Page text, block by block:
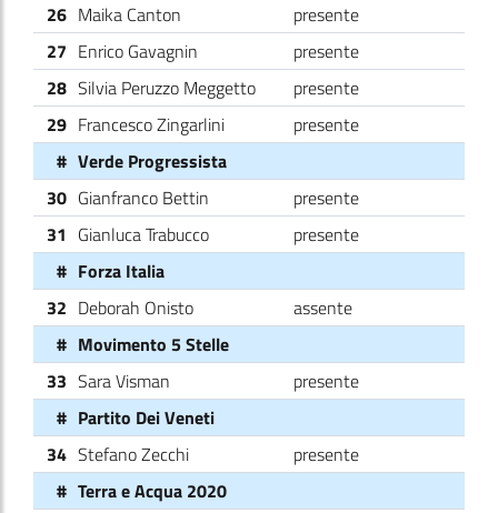
26 Maika Canton
presente
27 Enrico Gavagnin
presente
28 Silvia Peruzzo Meggetto
presente
29 Francesco Zingarlini
presente
# Verde Progressista
30 Gianfranco Bettin
presente
31 Gianluca Trabucco
presente
# Forza Italia
32 Deborah Onisto
assente
# Movimento 5 Stelle
33 Sara Visman
presente
# Partito Dei Veneti
34 Stefano Zecchi
presente
# Terra e Acqua 2020